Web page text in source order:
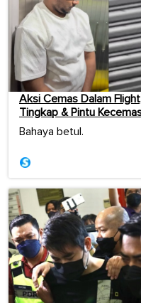
Aksi Cemas Dalam
Tingkap & Pintu
Bahaya betul.